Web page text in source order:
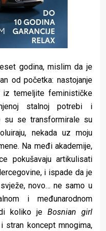
godina, mislim da je
od početka: nastojanje
temeljite feminističke
stalnoj potrebi i
su se transformirale su
nekada uz moju
Na međi akademije,
pokušavaju artikulisati
i ispade da je
novo… ne samo u
i međunarodnom
koliko je Bosnian girl
stran koncept mnogima,